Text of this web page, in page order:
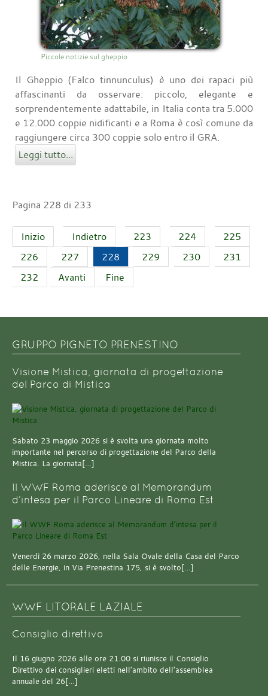
Piccole notizie sul gheppio
Il Gheppio (Falco tinnunculus) è uno dei rapaci più
affascinanti da osservare: piccolo, elegante e
sorprendentemente adattabile, in Italia conta tra 5.000
e 12.000 coppie nidificanti e a Roma è così comune da
raggiungere circa 300 coppie solo entro il GRA.
Leggi tutto...
Pagina 228 di 233
Inizio Indietro 223 224
225
226
227 228 229 230
231
232
Avanti Fine
GRUPPO PIGNETO PRENESTINO
Visione Mistica, giornata di progettazione
del Parco di Mistica
Sabato 23 maggio 2026 si è svolta una giornata molto
importante nel percorso di progettazione del Parco della
Mistica. La giornata[…]
Il WWF Roma aderisce al Memorandum
d’intesa per il Parco Lineare di Roma Est
Venerdì 26 marzo 2026, nella Sala Ovale della Casa del Parco
delle Energie, in Via Prenestina 175, si è svolto[…]
WWF LITORALE LAZIALE
Consiglio direttivo
Il 16 giugno 2026 alle ore 21.00 si riunisce il Consiglio
Direttivo dei consiglieri eletti nell’ambito dell’assemblea
annuale del 26[…]